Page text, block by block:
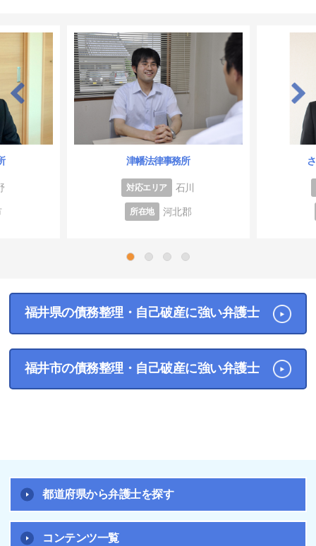
津幡法律事務所
対応エリア 石川
所在地 河北郡
福井県の債務整理・自己破産に強い弁護士
福井市の債務整理・自己破産に強い弁護士
都道府県から弁護士を探す
コンテンツ一覧